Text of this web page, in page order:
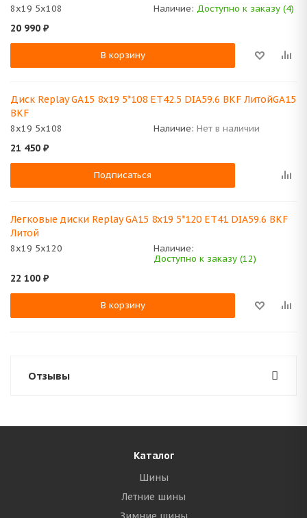
8x19 5x108 Наличие: Доступно к заказу (4)
20 990 ₽
В корзину
Диск Replay GA15 8x19 5*108 ET42.5 DIA59.6 BKF ЛитойGA15
BKF
8x19 5x108 Наличие: Нет в наличии
21 450 ₽
Подписаться
Легковые диски Replay GA15 8x19 5*120 ET41 DIA59.6 BKF
Литой
8x19 5x120
Наличие:
Доступно к заказу (12)
22 100 ₽
В корзину
Отзывы
Каталог
Шины
Летние шины